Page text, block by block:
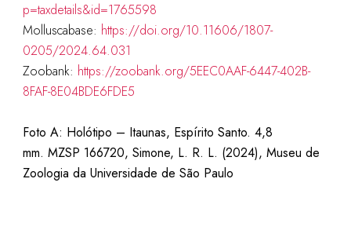
p=taxdetails&id=1765598
Molluscabase: https://doi.org/10.11606/1807-
0205/2024.64.031
Zoobank: https://zoobank.org/5EEC0AAF-6447-402B-
8FAF-8E04BDE6FDE5
Foto A: Holótipo – Itaunas, Espírito Santo. 4,8
mm. MZSP 166720, Simone, L. R. L. (2024), Museu de
Zoologia da Universidade de São Paulo